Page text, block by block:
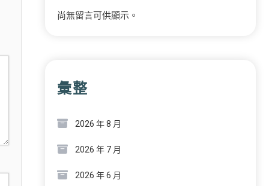
尚無留言可供顯示。
彙整
2026 年 8 月
2026 年 7 月
2026 年 6 月